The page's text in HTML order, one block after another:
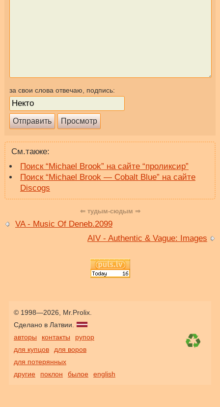
за свои слова отвечаю, подпись:
См.также:
Поиск “Michael Brook” на сайте “проликсир”
Поиск “Michael Brook — Cobalt Blue” на сайте
Discogs
⇐ тудым-сюдым ⇒
VA - Music Of Deneb.2099
AIV - Authentic & Vague: Images
© 1998—2026, Mr.Prolix.
Сделано в Латвии.
авторы
контакты
рупор
для купцов
для воров
для потерянных
другие
поклон былое english